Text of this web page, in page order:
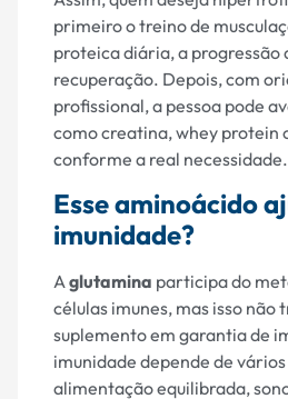
primeiro o treino de
proteica diária, a progressão
recuperação. Depois, com
profissional, a pessoa pode
como creatina, whey protein
conforme a real necessidade.
Esse aminoácido
imunidade?
A glutamina participa do
células imunes, mas isso não
suplemento em garantia de
imunidade depende de
alimentação equilibrada,